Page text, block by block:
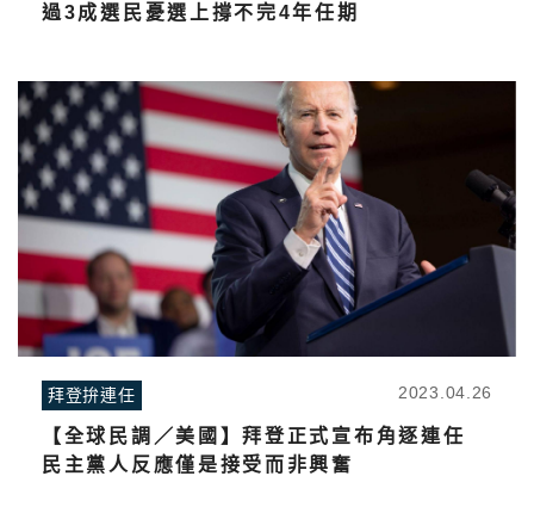
過3成選民憂選上撐不完4年任期
拜登拚連任 2023.04.26
【全球民調／美國】拜登正式宣布角逐連任
民主黨人反應僅是接受而非興奮